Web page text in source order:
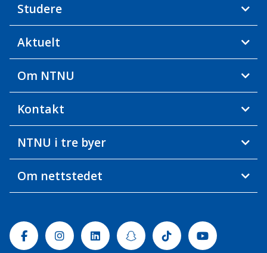
Studere
Aktuelt
Om NTNU
Kontakt
NTNU i tre byer
Om nettstedet
FacebookInstagramLinkedinSnapchatTiktok Youtube